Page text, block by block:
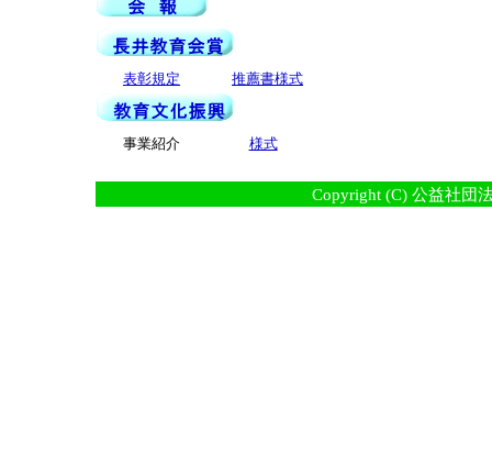
表彰規定 推薦書様式
事業紹介 様式
Copyright (C) 公益社団